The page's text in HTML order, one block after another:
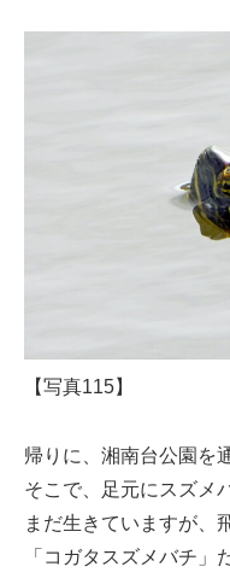
【写真115】
帰りに、湘南台公園を
そこで、足元にスズメ
まだ生きていますが、
「コガタスズメバチ」